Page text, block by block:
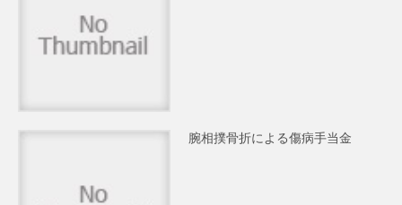
腕相撲骨折による傷病手当金